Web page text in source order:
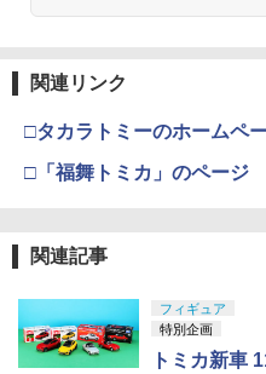
関連リンク
□タカラトミーのホームペ
□「福舞トミカ」のページ
関連記事
フィギュア
特別企画
トミカ新車